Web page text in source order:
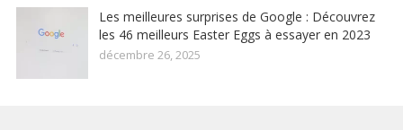
Les meilleures surprises de Google : Découvrez
les 46 meilleurs Easter Eggs à essayer en 2023
décembre 26, 2025